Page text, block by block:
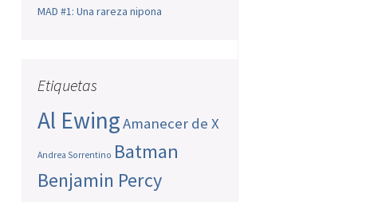
MAD #1: Una rareza nipona
Etiquetas
Al EwingAmanecer de X
Andrea Sorrentino Batman
Benjamin Percy